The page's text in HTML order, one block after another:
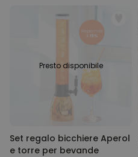
Presto disponibile
Set regalo bicchiere Aperol
e torre per bevande